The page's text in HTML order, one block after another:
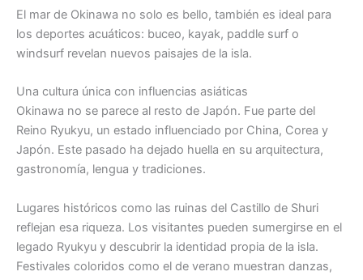
El mar de Okinawa no solo es bello, también es ideal para
los deportes acuáticos: buceo, kayak, paddle surf o
windsurf revelan nuevos paisajes de la isla.
Una cultura única con influencias asiáticas
Okinawa no se parece al resto de Japón. Fue parte del
Reino Ryukyu, un estado influenciado por China, Corea y
Japón. Este pasado ha dejado huella en su arquitectura,
gastronomía, lengua y tradiciones.
Lugares históricos como las ruinas del Castillo de Shuri
reflejan esa riqueza. Los visitantes pueden sumergirse en el
legado Ryukyu y descubrir la identidad propia de la isla.
Festivales coloridos como el de verano muestran danzas,